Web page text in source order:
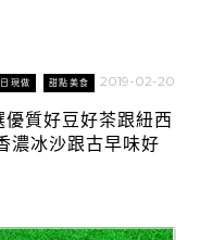
現做 甜點美食 2019-02-20
質好豆好茶跟紐西
濃冰沙跟古早味好